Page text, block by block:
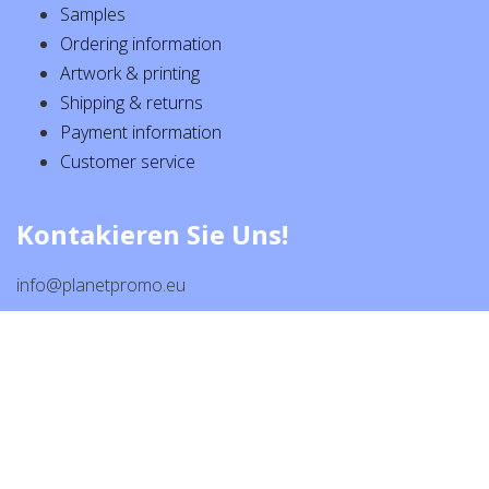
Samples
Ordering information
Artwork & printing
Shipping & returns
Payment information
Customer service
Kontakieren Sie Uns!
info@planetpromo.eu